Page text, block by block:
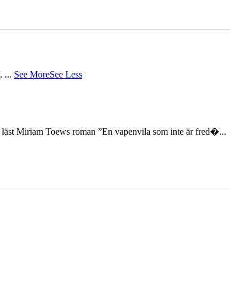
... See MoreSee Less
Miriam Toews roman ”En vapenvila som inte är fred�...